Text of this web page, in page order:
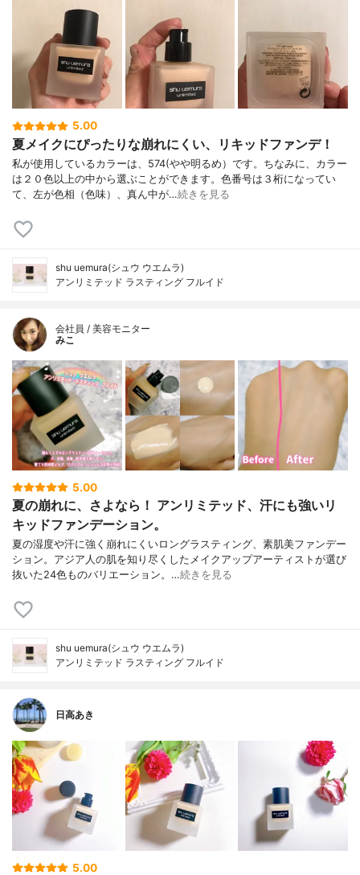
5.00
夏メイクにぴったりな崩れにくい、リキッドファンデ！
私が使用しているカラーは、574(やや明るめ）です。ちなみに、カラー
は２０色以上の中から選ぶことができます。色番号は３桁になってい
て、左が色相（色味）、真ん中が…続きを見る
shu uemura(シュウ ウエムラ)
アンリミテッド ラスティング フルイド
会社員 / 美容モニター
みこ
5.00
夏の崩れに、さよなら！ アンリミテッド、汗にも強いリ
キッドファンデーション。
夏の湿度や汗に強く崩れにくいロングラスティング、素肌美ファンデー
ション。アジア人の肌を知り尽くしたメイクアップアーティストが選び
抜いた24色ものバリエーション。…続きを見る
shu uemura(シュウ ウエムラ)
アンリミテッド ラスティング フルイド
日高あき
5.00